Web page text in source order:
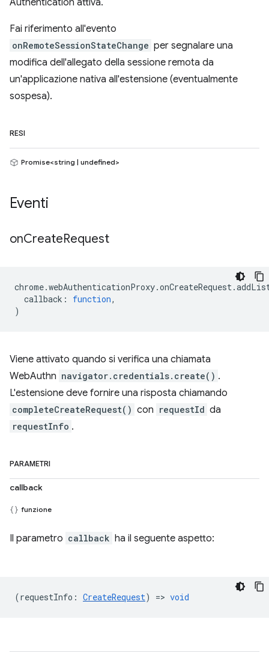
Authentication attiva.
Fai riferimento all'evento
onRemoteSessionStateChange per segnalare una
modifica dell'allegato della sessione remota da
un'applicazione nativa all'estensione (eventualmente
sospesa).
RESI
Promise<string | undefined>
Eventi
onCreateRequest
chrome.webAuthenticationProxy.onCreateRequest.
callback : function,
)
Viene attivato quando si verifica una chiamata
WebAuthn navigator.credentials.create() .
L'estensione deve fornire una risposta chiamando
completeCreateRequest() con requestId da
requestInfo .
PARAMETRI
callback
funzione
Il parametro callback ha il seguente aspetto:
(requestInfo : CreateRequest) => void